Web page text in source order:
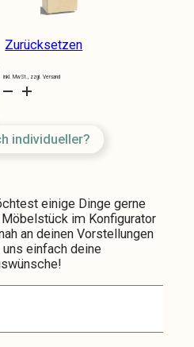
Zurücksetzen
individueller?
einige Dinge gerne
im Konfigurator
an deinen Vorstellungen
uns einfach deine